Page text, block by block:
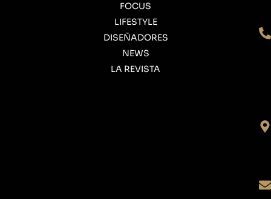
FOCUS
LIFESTYLE
DISEÑADORES
NEWS
LA REVISTA